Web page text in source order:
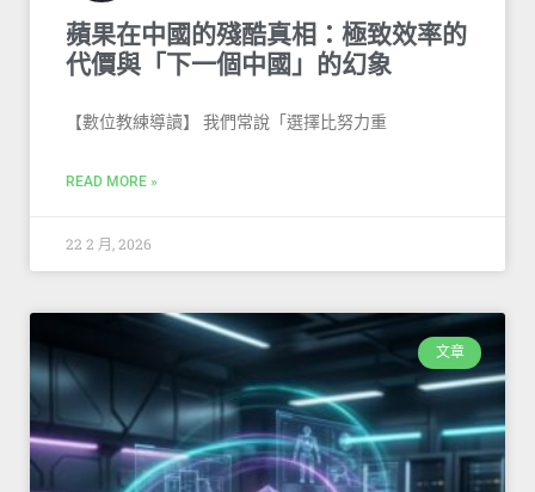
蘋果在中國的殘酷真相：極致效率的
代價與「下一個中國」的幻象
【數位教練導讀】 我們常說「選擇比努力重
READ MORE »
22 2 月, 2026
文章